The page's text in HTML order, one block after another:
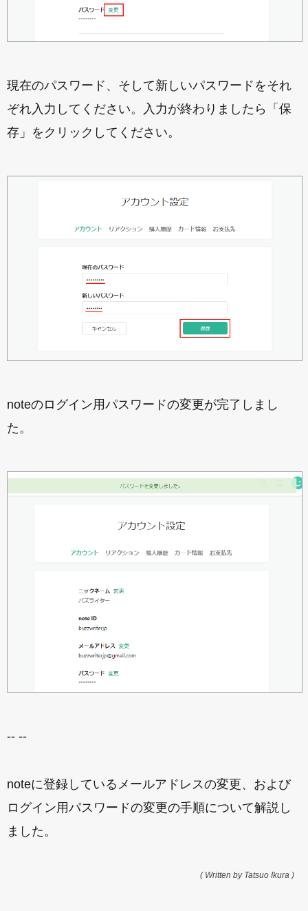
現在のパスワード、そして新しいパスワードをそれ
ぞれ入力してください。入力が終わりましたら「保
存」をクリックしてください。
noteのログイン用パスワードの変更が完了しまし
た。
-- --
noteに登録しているメールアドレスの変更、および
ログイン用パスワードの変更の手順について解説し
ました。
( Written by Tatsuo Ikura )